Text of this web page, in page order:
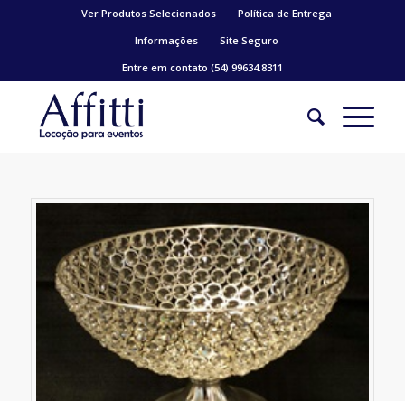
Ver Produtos Selecionados
Política de Entrega
Informações
Site Seguro
Entre em contato (54) 99634.8311